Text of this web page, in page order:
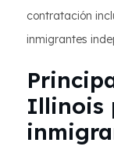
contratación
inmigrantes
Illinois